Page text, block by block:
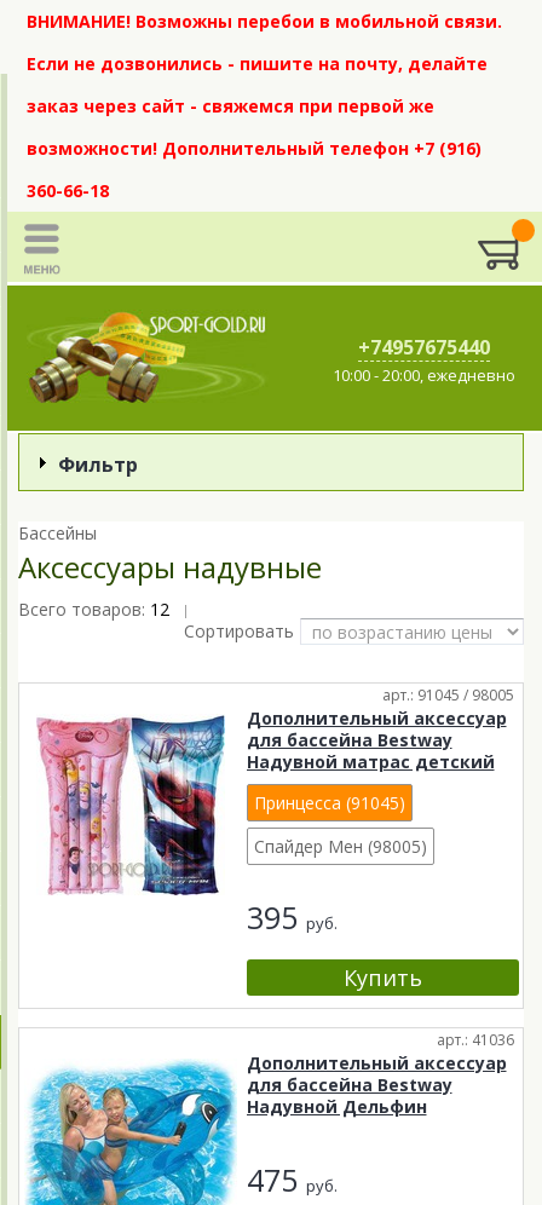
ВНИМАНИЕ! Возможны перебои в мобильной связи.
Если не дозвонились - пишите на почту, делайте
заказ через сайт - свяжемся при первой же
возможности! Дополнительный телефон +7 (916)
360-66-18
+74957675440
10:00 - 20:00, ежедневно
Фильтр
Бассейны
Аксессуары надувные
Всего товаров: 12 |
Сортировать
арт.: 91045 / 98005
Дополнительный аксессуар
для бассейна Bestway
Надувной матрас детский
Принцесса (91045)
Спайдер Мен (98005)
395 руб.
арт.: 41036
Дополнительный аксессуар
для бассейна Bestway
Надувной Дельфин
475 руб.